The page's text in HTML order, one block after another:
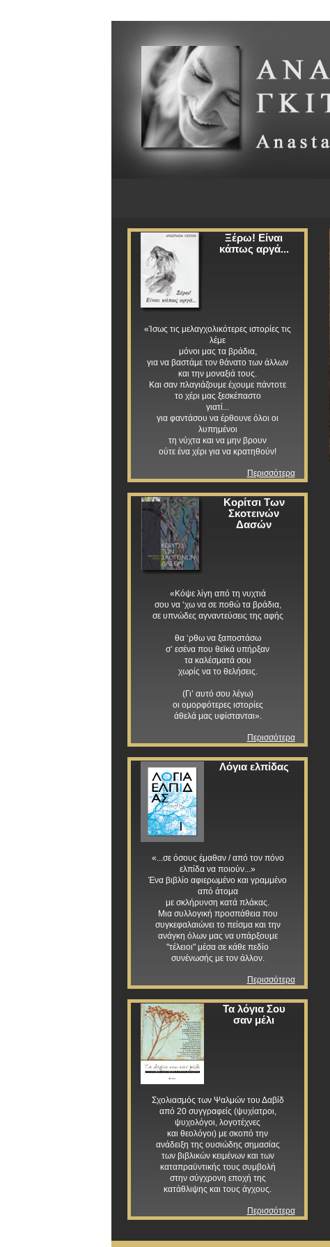
Ξέρω! Είναι
κάπως αργά...
«Ίσως τις μελαγχολικότερες ιστορίες τις
λέμε
μόνοι μας τα βράδια,
για να βαστάμε τον θάνατο των άλλων
και την μοναξιά τους.
Και σαν πλαγιάζουμε έχουμε πάντοτε
το χέρι μας ξεσκέπαστο
γιατί...
για φαντάσου να έρθουνε όλοι οι
λυπημένοι
τη νύχτα και να μην βρουν
ούτε ένα χέρι για να κρατηθούν!
Περισσότερα
Κορίτσι Των
Σκοτεινών
Δασών
«Κόψε λίγη από τη νυχτιά
σου να ‘χω να σε ποθώ τα βράδια,
σε υπνώδες αγναντεύσεις της αφής
θα ‘ρθω να ξαποστάσω
σ’ εσένα που θεϊκά υπήρξαν
τα καλέσματά σου
χωρίς να το θελήσεις.
(Γι’ αυτό σου λέγω)
οι ομορφότερες ιστορίες
άθελά μας υφίστανται».
Περισσότερα
Λόγια ελπίδας
«...σε όσους έμαθαν / από τον πόνο
ελπίδα να ποιούν...»
Ένα βιβλίο αφιερωμένο και γραμμένο
από άτομα
με σκλήρυνση κατά πλάκας.
Μια συλλογική προσπάθεια που
συγκεφαλαιώνει το πείσμα και την
ανάγκη όλων μας να υπάρξουμε
"τέλειοι" μέσα σε κάθε πεδίο
συνένωσής με τον άλλον.
Περισσότερα
Τα λόγια Σου
σαν μέλι
Σχολιασμός των Ψαλμών του Δαβίδ
από 20 συγγραφείς (ψυχίατροι,
ψυχολόγοι, λογοτέχνες
και θεολόγοι) με σκοπό την
ανάδειξη της ουσιώδης σημασίας
των βιβλικών κειμένων και των
καταπραϋντικής τους συμβολή
στην σύγχρονη εποχή της
κατάθλιψης και τους άγχους.
Περισσότερα